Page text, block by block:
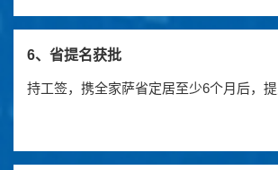
6、省提名获批
持工签，携全家萨省定居至少6个月后，